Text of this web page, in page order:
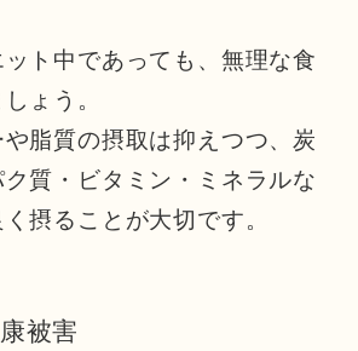
ト中であっても、無理な食
ょう。
脂質の摂取は抑えつつ、炭
質・ビタミン・ミネラルな
摂ることが大切です。
被害